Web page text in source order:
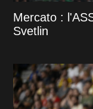
Mercato :
Svetlin